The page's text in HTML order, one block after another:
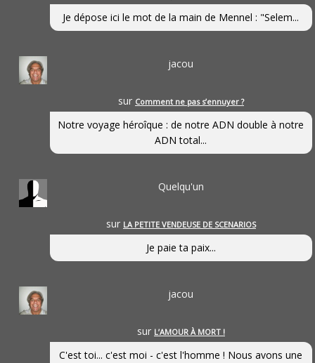
Je dépose ici le mot de la main de Mennel : "Selem...
jacou
sur Comment ne pas s’ennuyer ?
Notre voyage héroîque : de notre ADN double à notre
ADN total...
Quelqu'un
sur LA PETITE VENDEUSE DE SCENARIOS
Je paie ta paix...
jacou
sur L’AMOUR À MORT !
C'est toi... c'est moi - c'est l'homme ! Nous avons une